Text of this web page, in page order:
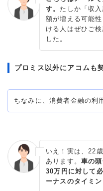
す。 たしか「収
額が増える可能
ける人はぜひご
した。
プロミス以外にアコムも
ちなみに、消費者金融の利
いえ！実は、22
あります。 車の
30万円に対して
ーナスのタイミ